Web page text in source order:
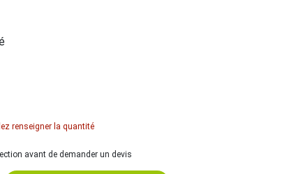
renseigner la quantité
avant de demander un devis